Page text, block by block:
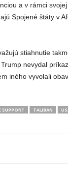
a v rámci
Spojené štáty v
stiahnutie
nevydal
iného vyvolali
SUPPORT TALIBAN